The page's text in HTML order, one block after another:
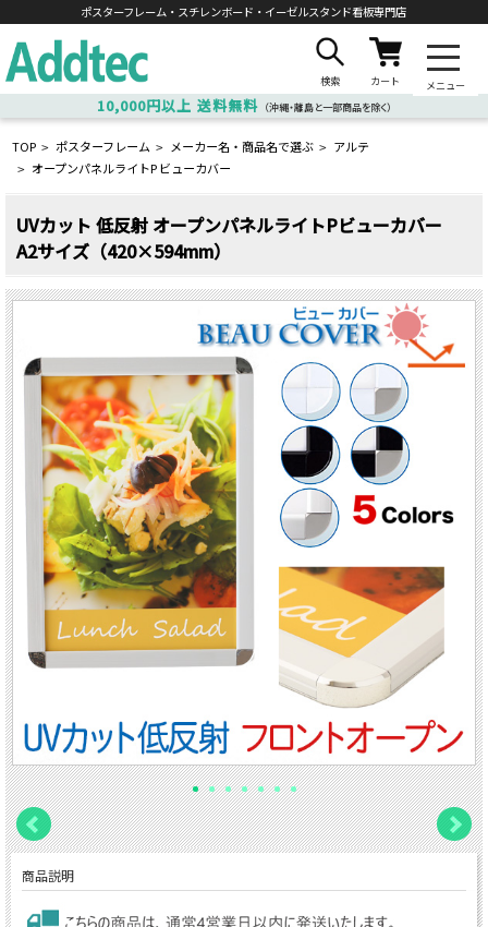
ポスターフレーム・スチレンボード・ イーゼルスタンド看板専門店
検索 カート メニュー
10,000円以上 送料無料 （沖縄・離島と一部商品を除く）
TOP > ポスターフレーム > メーカー名・商品名で選ぶ > アルテ
> オープンパネルライトP ビューカバー
UVカット 低反射 オープンパネルライトPビューカバー
A2サイズ（420×594mm）
商品説明